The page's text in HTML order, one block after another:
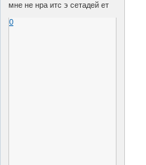
мне не нра итс э сетадей ет
0